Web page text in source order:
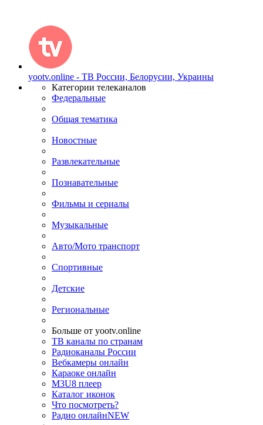
yootv.online - ТВ России, Белорусии, Украины
Категории телеканалов
Федеральные
Общая тематика
Новостные
Развлекательные
Познавательные
Фильмы и сериалы
Музыкальные
Авто/Мото транспорт
Спортивные
Детские
Региональные
Больше от yootv.online
ТВ каналы по странам
Радиоканалы России
Вебкамеры онлайн
Караоке онлайн
M3U8 плеер
Каталог иконок
Что посмотреть?
Радио онлайнNEW